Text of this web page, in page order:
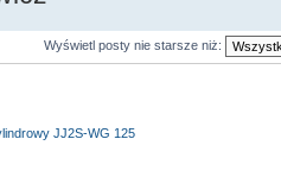
Wyświetl posty nie starsze niż:
JJ2S-WG 125